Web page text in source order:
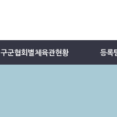
구군협회별체육관현황 등록